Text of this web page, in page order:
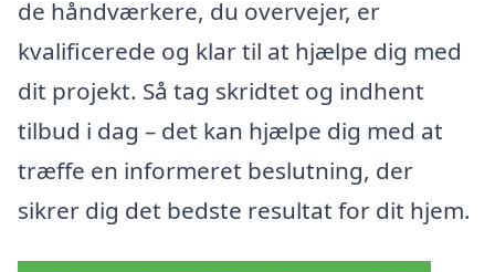
de håndværkere, du overvejer, er
kvalificerede og klar til at hjælpe dig med
dit projekt. Så tag skridtet og indhent
tilbud i dag – det kan hjælpe dig med at
træffe en informeret beslutning, der
sikrer dig det bedste resultat for dit hjem.